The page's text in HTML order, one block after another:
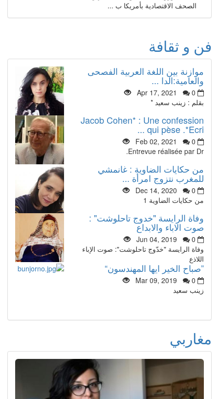
الصحف الاقتصادية بأمريكا ب ...
فن و ثقافة
موازنة بين اللغة العربية الفصحى
والعامية:الدا ...
Apr 17, 2021
0
بقلم : زينب سعيد *
Jacob Cohen* : Une confession
qui pèse .*Ecri ...
Feb 02, 2021
0
Entrevue réalisée par Dr.
من حكايات الضاوية : غانمشي
للمغرب نتزوج امرأة ...
Dec 14, 2020
0
من حكايات الضاوية 1
وفاة الرايسة "خدوج تاحلوشت" :
صوت الاباء والابداع
Jun 04, 2019
0
وفاة الرايسة "خدّوج تاحلوشت": صوت الإباء
اللاذع
”صباح الخير ايها المهندسون“
Mar 09, 2019
0
زينب سعيد
مغاربي